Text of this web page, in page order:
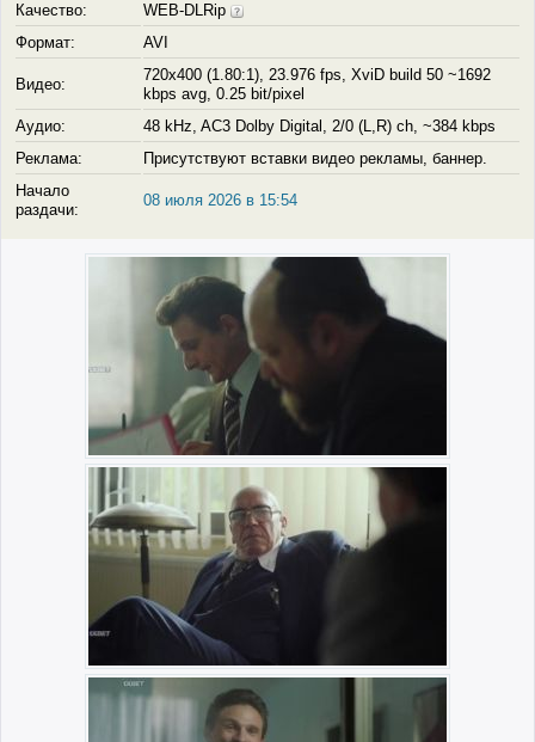
Качество:
WEB-DLRip
Формат:
AVI
Видео:
720x400 (1.80:1), 23.976 fps, XviD build 50 ~1692
kbps avg, 0.25 bit/pixel
Аудио:
48 kHz, AC3 Dolby Digital, 2/0 (L,R) ch, ~384 kbps
Реклама:
Присутствуют вставки видео рекламы, баннер.
Начало
раздачи:
08 июля 2026 в 15:54